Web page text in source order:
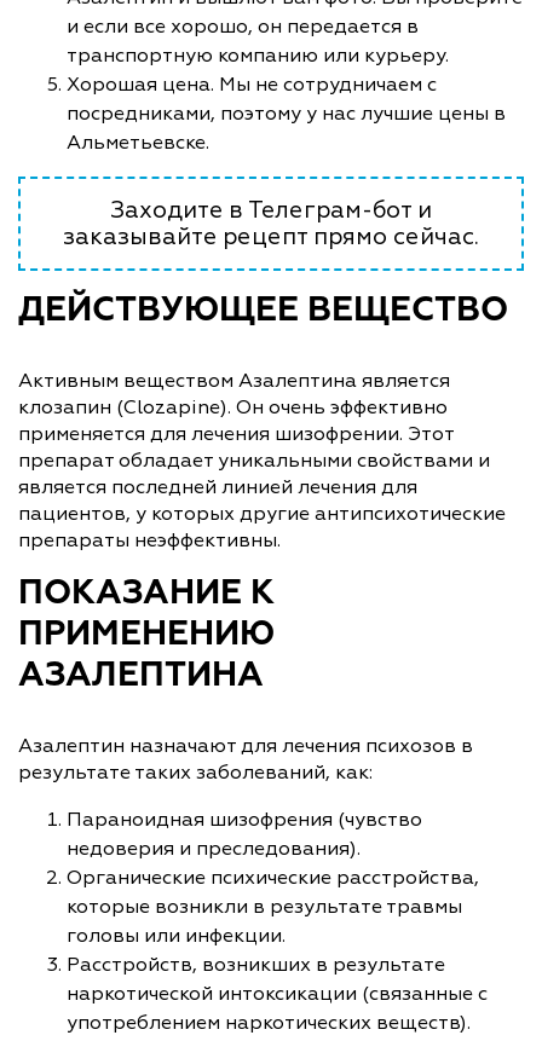
и если все хорошо, он передается в
транспортную компанию или курьеру.
Хорошая цена. Мы не сотрудничаем с
посредниками, поэтому у нас лучшие цены в
Альметьевске.
Заходите в Телеграм-бот и
заказывайте рецепт прямо сейчас.
ДЕЙСТВУЮЩЕЕ ВЕЩЕСТВО
Активным веществом Азалептина является
клозапин (Clozapine). Он очень эффективно
применяется для лечения шизофрении. Этот
препарат обладает уникальными свойствами и
является последней линией лечения для
пациентов, у которых другие антипсихотические
препараты неэффективны.
ПОКАЗАНИЕ К
ПРИМЕНЕНИЮ
АЗАЛЕПТИНА
Азалептин назначают для лечения психозов в
результате таких заболеваний, как:
Параноидная шизофрения (чувство
недоверия и преследования).
Органические психические расстройства,
которые возникли в результате травмы
головы или инфекции.
Расстройств, возникших в результате
наркотической интоксикации (связанные с
употреблением наркотических веществ).